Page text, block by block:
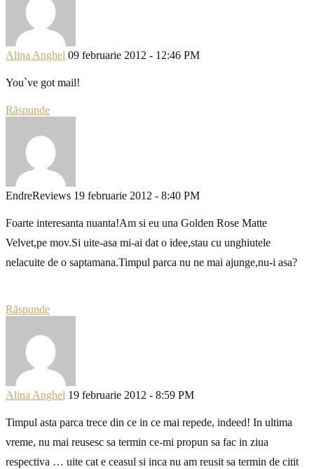
Alina Anghel 09 februarie 2012 - 12:46 PM
You`ve got mail!
Răspunde
EndreReviews 19 februarie 2012 - 8:40 PM
Foarte interesanta nuanta!Am si eu una Golden Rose Matte
Velvet,pe mov.Si uite-asa mi-ai dat o idee,stau cu unghiutele
nelacuite de o saptamana.Timpul parca nu ne mai ajunge,nu-i asa?
Răspunde
Alina Anghel 19 februarie 2012 - 8:59 PM
Timpul asta parca trece din ce in ce mai repede, indeed! In ultima
vreme, nu mai reusesc sa termin ce-mi propun sa fac in ziua
respectiva … uite cat e ceasul si inca nu am reusit sa termin de citit